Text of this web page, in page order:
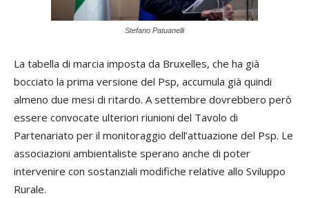
Stefano Patuanelli
La tabella di marcia imposta da Bruxelles, che ha già
bocciato la prima versione del Psp, accumula già quindi
almeno due mesi di ritardo. A settembre dovrebbero però
essere convocate ulteriori riunioni del Tavolo di
Partenariato per il monitoraggio dell’attuazione del Psp. Le
associazioni ambientaliste sperano anche di poter
intervenire con sostanziali modifiche relative allo Sviluppo
Rurale.